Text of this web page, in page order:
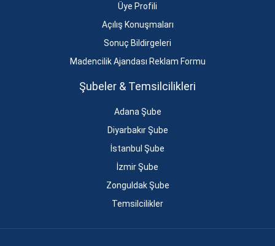
Üye Profili
Açılış Konuşmaları
Sonuç Bildirgeleri
Madencilik Ajandası Reklam Formu
Şubeler & Temsilcilikleri
Adana Şube
Diyarbakır Şube
İstanbul Şube
İzmir Şube
Zonguldak Şube
Temsilcilikler